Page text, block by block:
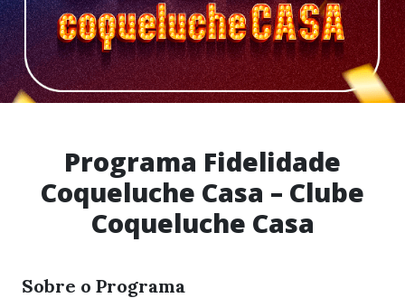
Programa Fidelidade
Coqueluche Casa – Clube
Coqueluche Casa
Sobre o Programa